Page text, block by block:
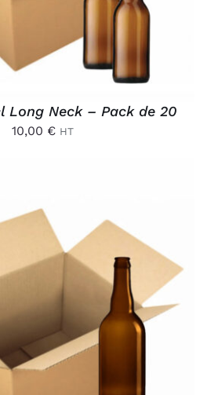
Long Neck – Pack de 20
10,00 € HT
AU PANIER